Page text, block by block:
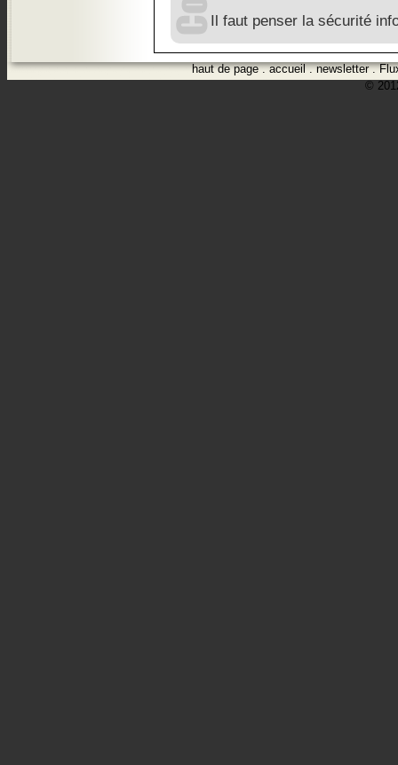
Il faut penser la sécurité
haut de page.accueil.newsletter.
©